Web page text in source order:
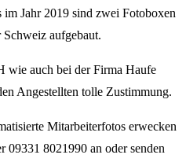
im Jahr 2019 sind zwei Fotoboxen
aufgebaut.
auch bei der Firma Haufe
Angestellten tolle Zustimmung.
Mitarbeiterfotos erwecken
09331 8021990 an oder senden